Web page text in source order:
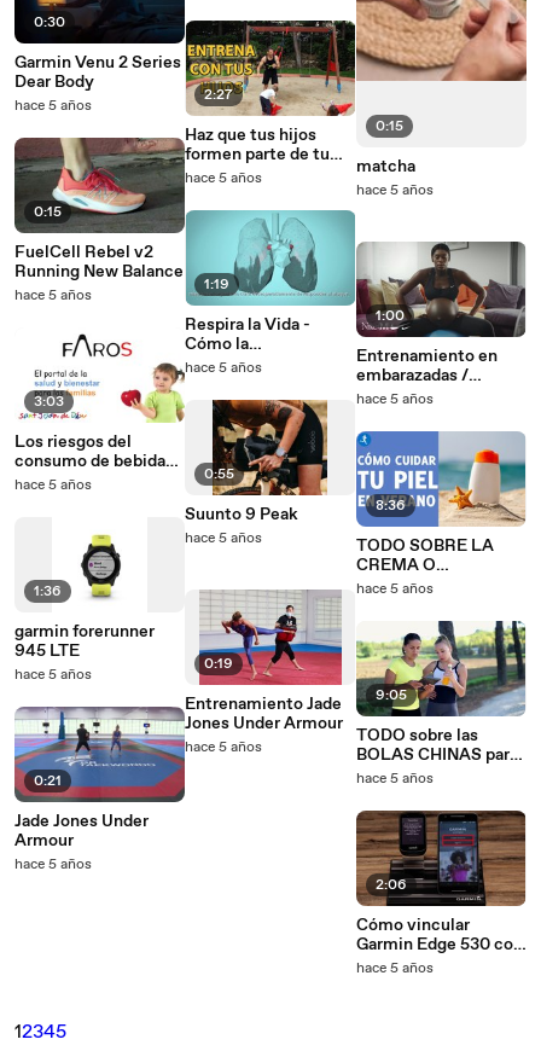
0:30
Garmin Venu 2 Series
Dear Body
hace 5 años
0:15
FuelCell Rebel v2
Running New Balance
hace 5 años
3:03
Los riesgos del
consumo de bebidas
energéticas entre los
hace 5 años
1:36
garmin forerunner
945 LTE
hace 5 años
0:21
Jade Jones Under
Armour
hace 5 años
2:27
Haz que tus hijos
formen parte de tu
entrenamiento -
hace 5 años
1:19
Respira la Vida -
Cómo la
contaminación del
cuerpo - OMS
hace 5 años
0:55
Suunto 9 Peak
hace 5 años
0:19
Entrenamiento Jade
Jones Under Armour
hace 5 años
0:15
matcha
hace 5 años
1:00
Entrenamiento en
embarazadas /
embarazo - anuncio
hace 5 años
8:36
TODO SOBRE LA
CREMA O
PROTECTOR SOLAR
obtener los máximos
beneficios
hace 5 años
9:05
TODO sobre las
BOLAS CHINAS para
ejercitar tu SUELO
hace 5 años
2:06
Cómo vincular
Garmin Edge 530 con
la aplicación Garmin
hace 5 años
12345